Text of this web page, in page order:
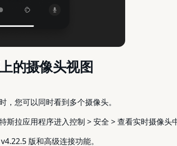
的摄像头视图
，您可以同时看到多个摄像头。
斯拉应用程序进入控制 > 安全 > 查看实时摄像头
版和高级连接功能。